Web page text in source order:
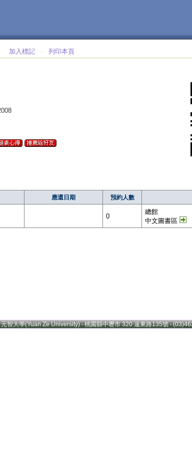
加入標記 ‧
列印本頁
應還日期 預約人數
0
總館
中文圖書區
智大學(Yuan Ze University) ‧ 桃園縣中壢市 320 遠東路135號 ‧